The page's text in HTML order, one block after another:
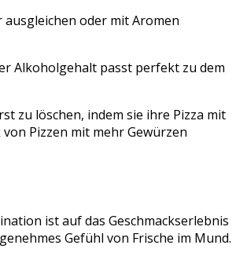
oder mit Aromen
Alkoholgehalt passt perfekt zu dem
zu löschen, indem sie ihre Pizza mit
Pizzen mit mehr Gewürzen
ist auf das Geschmackserlebnis
Gefühl von Frische im Mund.